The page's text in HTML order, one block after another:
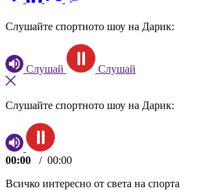
Слушайте спортното шоу на Дарик:
Слушай Слушай
Слушайте спортното шоу на Дарик:
00:00 / 00:00
Всичко интересно от света на спорта